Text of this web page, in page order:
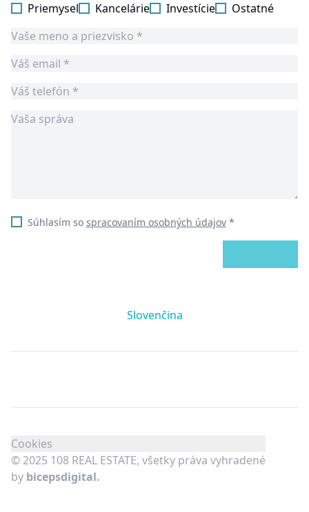
Priemysel
Kancelárie Investície Ostatné
Súhlasím so spracovaním osobných údajov *
Slovenčina
Cookies
© 2025 108 REAL ESTATE, všetky práva vyhradené
by bicepsdigital.